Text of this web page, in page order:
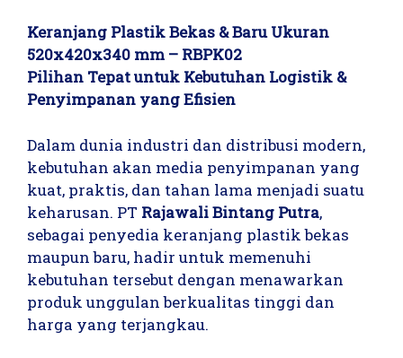
Keranjang Plastik Bekas & Baru Ukuran
520x420x340 mm – RBPK02
Pilihan Tepat untuk Kebutuhan Logistik &
Penyimpanan yang Efisien
Dalam dunia industri dan distribusi modern,
kebutuhan akan media penyimpanan yang
kuat, praktis, dan tahan lama menjadi suatu
keharusan. PT Rajawali Bintang Putra,
sebagai penyedia keranjang plastik bekas
maupun baru, hadir untuk memenuhi
kebutuhan tersebut dengan menawarkan
produk unggulan berkualitas tinggi dan
harga yang terjangkau.